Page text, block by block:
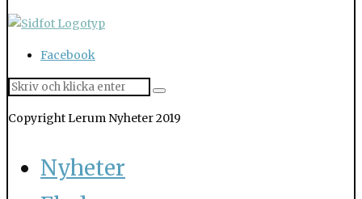
Facebook
Copyright Lerum Nyheter 2019
Nyheter